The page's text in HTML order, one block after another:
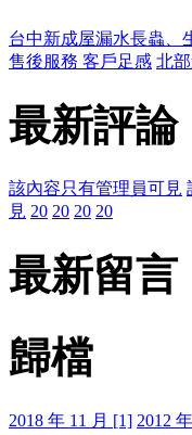
台中新成屋漏水長蟲、
售後服務 客戶足感 北
最新評論
該內容只有管理員可見
見 20 20 20 20
最新留言
歸檔
2018 年 11 月 [1] 2012